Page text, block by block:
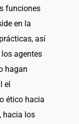
funciones
en la
así
agentes
hagan
el
ético hacia
hacia los